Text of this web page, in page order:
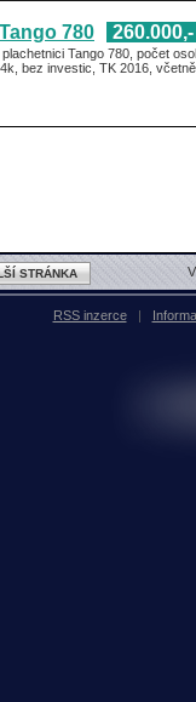
780
Tango 780, počet
bez investic, TK 2016,
STRÁNKA
RSS inzerce |